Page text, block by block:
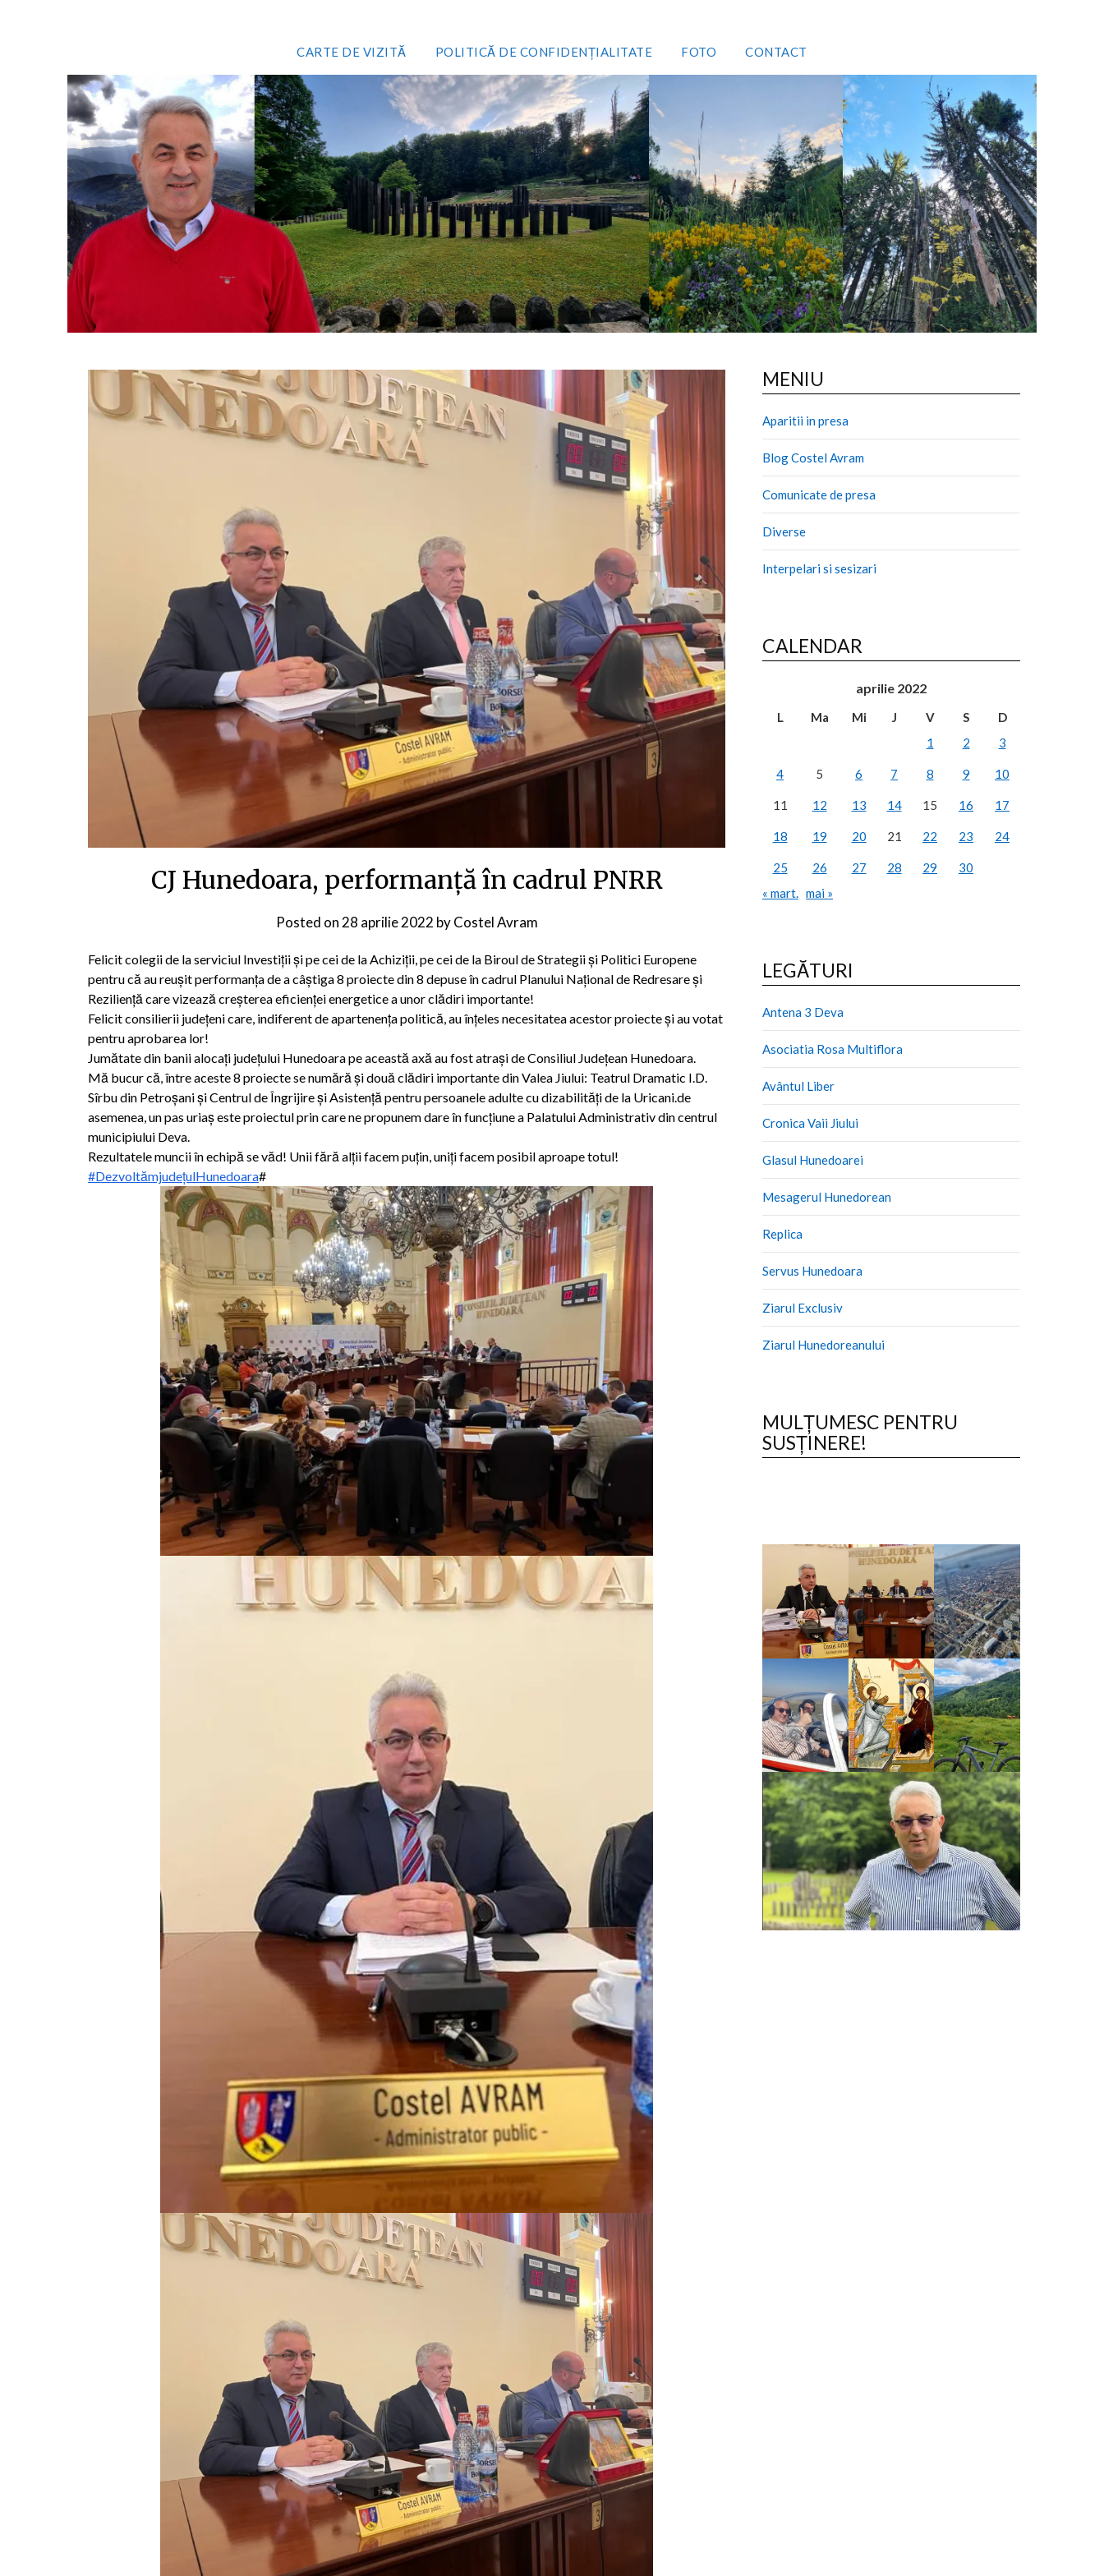
CARTE DE VIZITĂ POLITICĂ DE CONFIDENȚIALITATE FOTO CONTACT
CJ Hunedoara, performanță în cadrul PNRR
Posted on28 aprilie 2022 byCostel Avram
Felicit colegii de la serviciul Investiții și pe cei de la Achiziții, pe cei de la Biroul de Strategii și Politici Europene
pentru că au reușit performanța de a câștiga 8 proiecte din 8 depuse în cadrul Planului Național de Redresare și
Reziliență care vizează creșterea eficienței energetice a unor clădiri importante!
Felicit consilierii județeni care, indiferent de apartenența politică, au înțeles necesitatea acestor proiecte și au votat
pentru aprobarea lor!
Jumătate din banii alocați județului Hunedoara pe această axă au fost atrași de Consiliul Județean Hunedoara.
Mă bucur că, între aceste 8 proiecte se numără și două clădiri importante din Valea Jiului: Teatrul Dramatic I.D.
Sîrbu din Petroșani și Centrul de Îngrijire și Asistență pentru persoanele adulte cu dizabilități de la Uricani.de
asemenea, un pas uriaș este proiectul prin care ne propunem dare în funcțiune a Palatului Administrativ din centrul
municipiului Deva.
Rezultatele muncii în echipă se văd! Unii fără alții facem puțin, uniți facem posibil aproape totul!
#DezvoltămjudețulHunedoara#
MENIU
Aparitii in presa
Blog Costel Avram
Comunicate de presa
Diverse
Interpelari si sesizari
CALENDAR
aprilie 2022
L Ma Mi J V S
D
1
2 3
4 5 6 7 8 9 10
11 12 13 14 15 16 17
18 19 20 21 22 23 24
25 26 27 28 29
30
« mart. mai »
LEGĂTURI
Antena 3 Deva
Asociatia Rosa Multiflora
Avântul Liber
Cronica Vaii Jiului
Glasul Hunedoarei
Mesagerul Hunedorean
Replica
Servus Hunedoara
Ziarul Exclusiv
Ziarul Hunedoreanului
MULȚUMESC PENTRU
SUSȚINERE!